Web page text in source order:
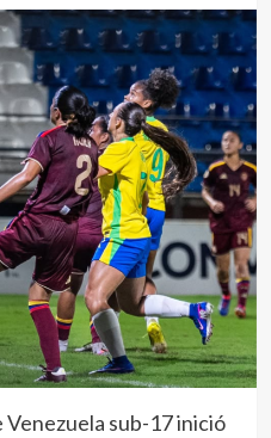
sub-17 inició